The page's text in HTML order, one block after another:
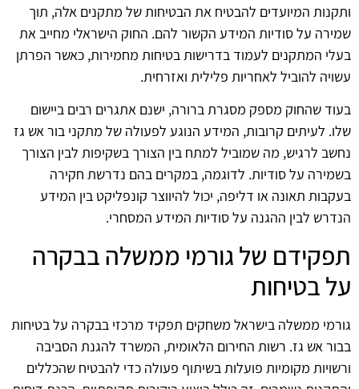
ותקנות המיועדים להבטיח את הבטיחות של מתקנים אלה, תוך
שמירה על סודיות המידע הקשור להם. החוק הישראלי מחייב את
בעלי המתקנים לעמוד בדרישות בטיחות מחמירות, כאשר הפרתן
עשויה להוביל לאחריות פלילית ואזרחית.
בעוד שהחוק מספק מסגרת ברורה, ישנם אתגרים רבים ביישום
שלו. לעיתים קרובות, המידע הנוגע לפעולה של מתקני בור אש גז
נחשב לרגיש, מה שמוביל למתח בין הצורך בשקיפות לבין הצורך
בשמירה על סודיות. לדוגמה, במקרים בהם נדרשת חקירה
בעקבות תאונה או דליפה, יכול להיווצר קונפליקט בין המידע
הנדרש לבין ההגנה על סודיות המידע המסחרי.
תפקידם של גורמי ממשלה בבקרה
על בטיחות
גורמי ממשלה בישראל משחקים תפקיד מרכזי בבקרה על בטיחות
בבור אש גז. רשות החירום הלאומית, המשרד להגנת הסביבה
ורשויות מקומיות פועלות בשיתוף פעולה כדי להבטיח שהכללים